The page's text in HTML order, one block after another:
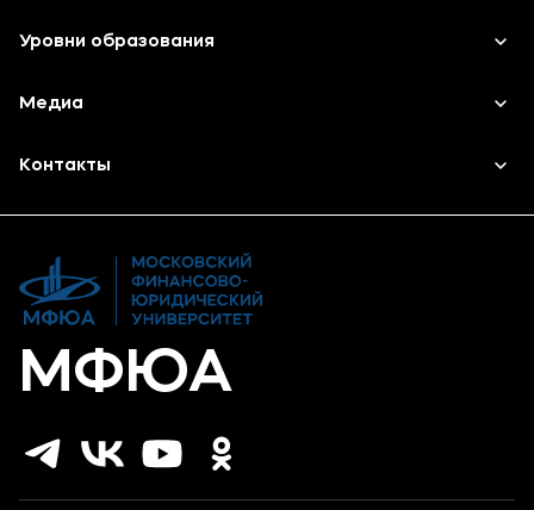
Карьера
Уровни образования
Среднее профессиональное образование
Медиа
Объявления
Контакты
Банковские реквизиты
Карьера
МФЮА